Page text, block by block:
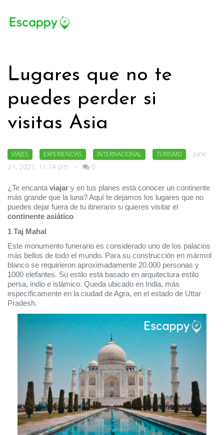
Lugares que no te
puedes perder si
visitas Asia
VIAJES EXPERIENCIAS INTERNACIONAL TURISMO
June
21, 2021, 11:14 pm
• 0
¿Te encanta viajar y en tus planes está conocer un continente
más grande que la luna? Aquí te dejamos los lugares que no
continente asiático
1 Taj Mahal
Este monumento funerario es considerado uno de los palacios
más bellos de todo el mundo. Para su construcción en mármol
blanco se requirieron aproximadamente 20.000 personas y
1000 elefantes. Su estilo está basado en arquitectura estilo
persa, indio e islámico. Queda ubicado en India, más
específicamente en la ciudad de Agra, en el estado de Uttar
Pradesh.